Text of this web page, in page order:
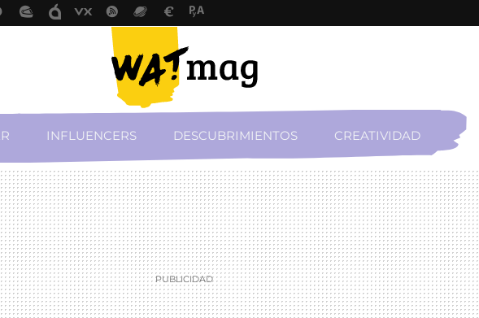
INFLUENCERS DESCUBRIMIENTOS CREATIVIDAD